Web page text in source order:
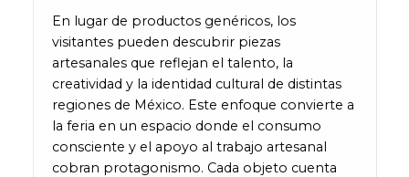
En lugar de productos genéricos, los
visitantes pueden descubrir piezas
artesanales que reflejan el talento, la
creatividad y la identidad cultural de distintas
regiones de México. Este enfoque convierte a
la feria en un espacio donde el consumo
consciente y el apoyo al trabajo artesanal
cobran protagonismo. Cada objeto cuenta